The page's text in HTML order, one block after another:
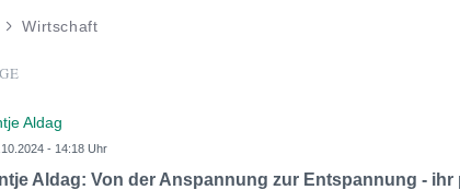
Wirtschaft
Aldag
- 14:18 Uhr
Aldag: Von der Anspannung zur Entspannung -